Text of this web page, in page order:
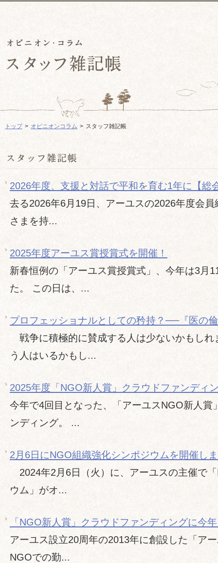
トップ オピニオンコラム スタッフ雑記帳
2026年度、支援と対話で平和を育む1年に【総
去る2026年6月19日、アーユスの2026年度会
さまを持...
2025年度アーユス賞授賞式を開催！
新春恒例の「アーユス賞授賞式」、今年は3月
た。 この日は、...
プロフェッショナルとしての矜持？──『医の
戦争に積極的に賛成する人は少ないかもしれ
う人はいるかもし...
2025年度「NGO新人賞」クラウドファンディ
今年で4回目となった、「アーユスNGO新人賞
ンディング。 ...
2月6日にNGO組織強化シンポジウムを開催し
2024年2月6日（火）に、アーユスの主催で
ウム」がオ...
「NGO新人賞」クラウドファンディングに今
アーユス設立20周年の2013年に創設した「ア
NGOでの勤...